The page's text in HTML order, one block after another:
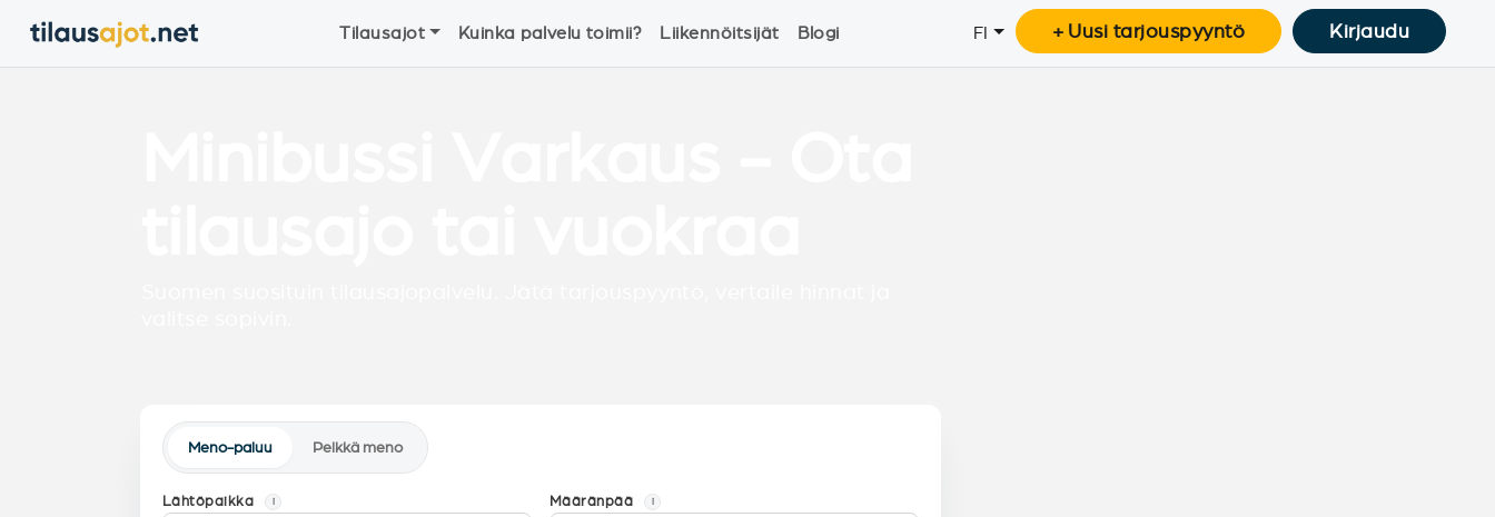
Tilausajot Kuinka palvelu toimii? Liikennöitsijät Blogi FI + Uusi tarjouspyyntö Kirjaudu
Meno-paluu Pelkkä meno
Lähtöpaikka i Määränpää i